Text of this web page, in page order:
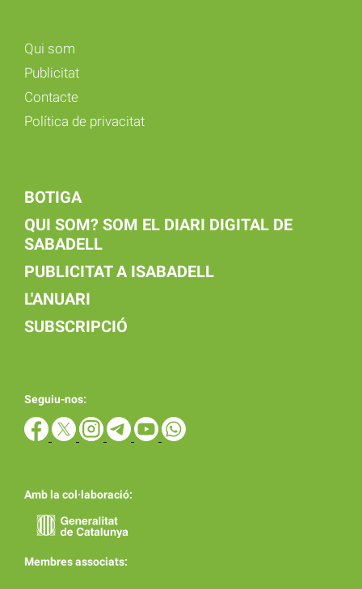
Qui som
Publicitat
Contacte
Política de privacitat
BOTIGA
QUI SOM? SOM EL DIARI DIGITAL DE
SABADELL
PUBLICITAT A ISABADELL
L'ANUARI
SUBSCRIPCIÓ
Seguiu-nos:
Amb la col·laboració:
Membres associats: